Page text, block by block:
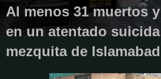
Al menos 31 muertos
en un atentado
mezquita de Islamabad